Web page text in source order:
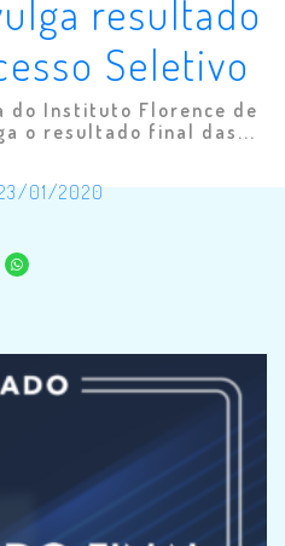
resultado
Seletivo
do Instituto Florence de
o resultado final das...
01/2020